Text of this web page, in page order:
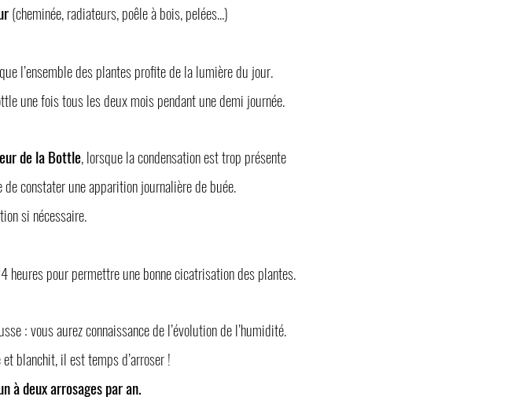
(cheminée, radiateurs, poêle à bois, pelées...)
l’ensemble des plantes profite de la lumière du jour.
une fois tous les deux mois pendant une demi journée.
de la Bottle, lorsque la condensation est trop présente
constater une apparition journalière de buée.
si nécessaire.
heures pour permettre une bonne cicatrisation des plantes.
: vous aurez connaissance de l’évolution de l’humidité.
blanchit, il est temps d’arroser !
à deux arrosages par an.